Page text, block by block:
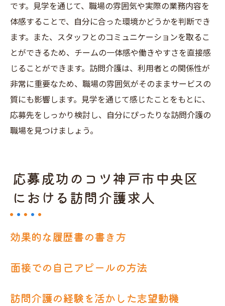
です。見学を通じて、職場の雰囲気や実際の業務内容を
体感することで、自分に合った環境かどうかを判断でき
ます。また、スタッフとのコミュニケーションを取るこ
とができるため、チームの一体感や働きやすさを直接感
じることができます。訪問介護は、利用者との関係性が
非常に重要なため、職場の雰囲気がそのままサービスの
質にも影響します。見学を通じて感じたことをもとに、
応募先をしっかり検討し、自分にぴったりな訪問介護の
職場を見つけましょう。
応募成功のコツ神戸市中央区
における訪問介護求人
効果的な履歴書の書き方
面接での自己アピールの方法
訪問介護の経験を活かした志望動機